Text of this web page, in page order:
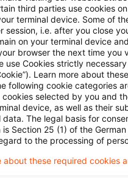
verwirklichten
Finanzgerichts sind
Verflechtung,
haben einen
Ein
oder eine
third parties use cookies
terminal device. Some of
session, i.e. after you close
on your terminal device
browser the next time you
use Cookies strictly
Learn more about
following cookie categories
cookies selected by you and
device, as well as their
data. The legal basis for
is Section 25 (1) of the
to the processing of
about these required cookies